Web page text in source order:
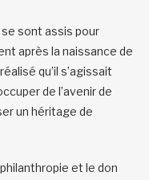
sont assis pour
après la naissance de
qu’il s’agissait
de l’avenir de
un héritage de
et le don